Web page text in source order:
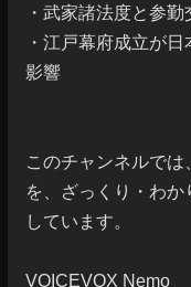
・武家諸法度と参
・江戸幕府成立が
影響
このチャンネルで
を、ざっくり・わ
しています。
VOICEVOX Nemo